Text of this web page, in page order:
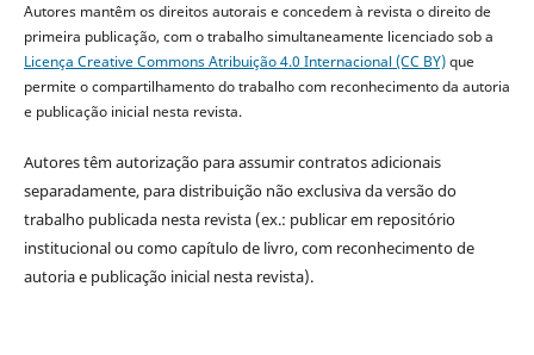
Autores mantêm os direitos autorais e concedem à revista o direito de
primeira publicação, com o trabalho simultaneamente licenciado sob a
Licença Creative Commons Atribuição 4.0 Internacional (CC BY)que
permite o compartilhamento do trabalho com reconhecimento da autoria
e publicação inicial nesta revista.
Autores têm autorização para assumir contratos adicionais
separadamente, para distribuição não exclusiva da versão do
trabalho publicada nesta revista (ex.: publicar em repositório
institucional ou como capítulo de livro, com reconhecimento de
autoria e publicação inicial nesta revista).